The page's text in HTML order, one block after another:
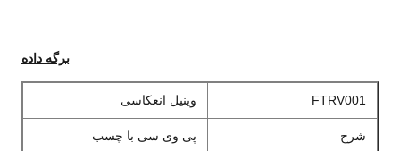
برگه داده
FTRV001 وینیل انعکاسی
شرح پی وی سی با چسب